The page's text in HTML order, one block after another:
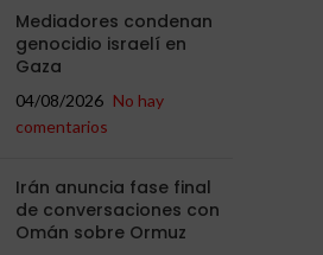
Mediadores condenan
genocidio israelí en
Gaza
04/08/2026 No hay
comentarios
Irán anuncia fase final
de conversaciones con
Omán sobre Ormuz